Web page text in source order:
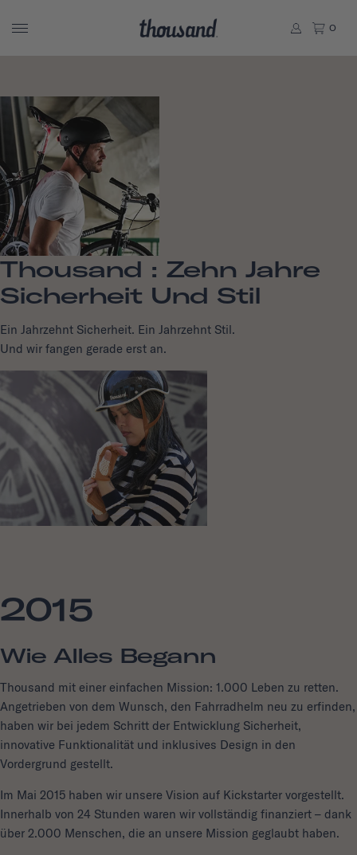
0
Thousand : Zehn Jahre
Sicherheit Und Stil
Ein Jahrzehnt Sicherheit. Ein Jahrzehnt Stil.
Und wir fangen gerade erst an.
2015
Wie Alles Begann
Thousand mit einer einfachen Mission: 1.000 Leben zu retten.
Angetrieben von dem Wunsch, den Fahrradhelm neu zu erfinden,
haben wir bei jedem Schritt der Entwicklung Sicherheit,
innovative Funktionalität und inklusives Design in den
Vordergrund gestellt.
Im Mai 2015 haben wir unsere Vision auf Kickstarter vorgestellt.
Innerhalb von 24 Stunden waren wir vollständig finanziert – dank
über 2.000 Menschen, die an unsere Mission geglaubt haben.